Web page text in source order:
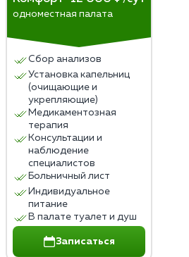
одноместная палата
Сбор анализов
Установка капельниц
(очищающие и
укрепляющие)
Медикаментозная
терапия
Консультации и
наблюдение
специалистов
Больничный лист
Индивидуальное
питание
В палате туалет и душ
Записаться